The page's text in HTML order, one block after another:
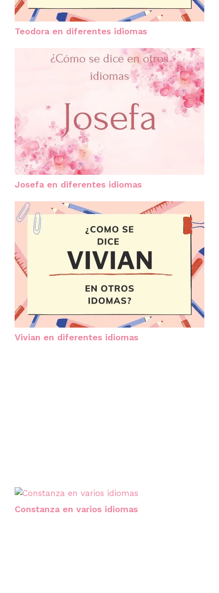
Teodora en diferentes idiomas
Josefa en diferentes idiomas
Vivian en diferentes idiomas
Constanza en varios idiomas